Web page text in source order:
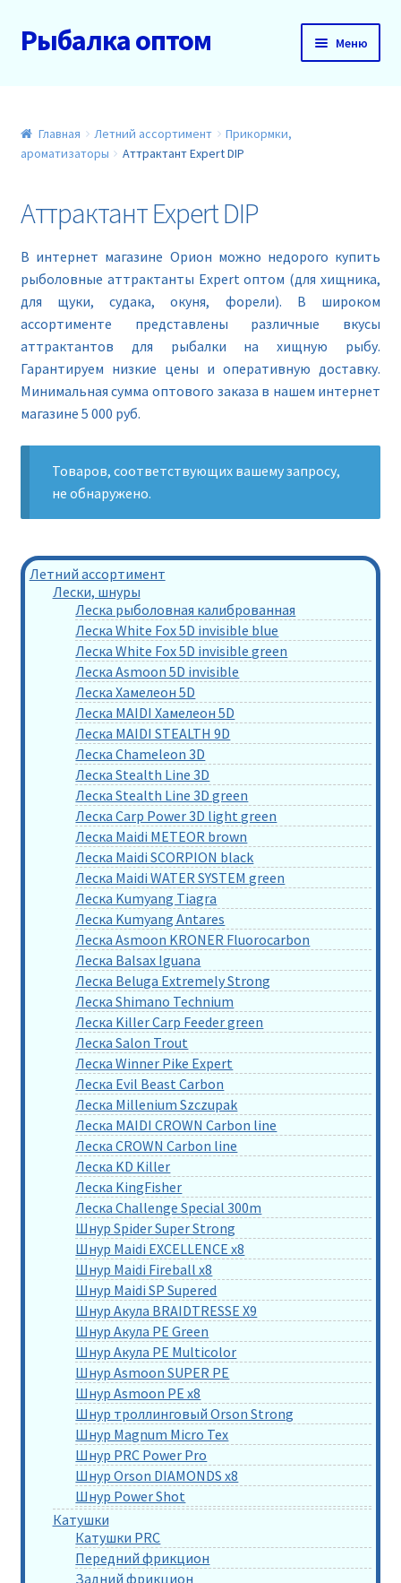
Перейти
к
Перейти
к
Рыбалка оптом Меню
О нас
Акции
Новинки
Прайс
Контакты
Главная Летний ассортимент
Прикормки,
ароматизаторы
Аттрактант Expert DIP
Аттрактант Expert DIP
В интернет магазине Орион можно недорого купить
рыболовные аттрактанты Expert оптом (для хищника,
для щуки, судака, окуня, форели). В широком
ассортименте представлены различные вкусы
аттрактантов для рыбалки на хищную рыбу.
Гарантируем низкие цены и оперативную доставку.
Минимальная сумма оптового заказа в нашем интернет
магазине 5 000 руб.
Товаров, соответствующих вашему запросу,
не обнаружено.
Летний ассортимент
Лески, шнуры
Леска рыболовная калиброванная
Леска White Fox 5D invisible blue
Леска White Fox 5D invisible green
Леска Asmoon 5D invisible
Леска Хамелеон 5D
Леска MAIDI Хамелеон 5D
Леска MAIDI STEALTH 9D
Леска Chameleon 3D
Леска Stealth Line 3D
Леска Stealth Line 3D green
Леска Carp Power 3D light green
Леска Maidi METEOR brown
Леска Maidi SCORPION black
Леска Maidi WATER SYSTEM green
Леска Kumyang Tiagra
Леска Kumyang Antares
Леска Asmoon KRONER Fluorocarbon
Леска Balsax Iguana
Леска Beluga Extremely Strong
Леска Shimano Technium
Леска Killer Carp Feeder green
Леска Salon Trout
Леска Winner Pike Expert
Леска Evil Beast Carbon
Леска Millenium Szczupak
Леска MAIDI CROWN Carbon line
Леска CROWN Carbon line
Леска KD Killer
Леска KingFisher
Леска Challenge Special 300m
Шнур Spider Super Strong
Шнур Maidi EXCELLENCE x8
Шнур Maidi Fireball x8
Шнур Maidi SP Supered
Шнур Акула BRAIDTRESSE X9
Шнур Акула PE Green
Шнур Акула PE Multicolor
Шнур Asmoon SUPER PE
Шнур Asmoon PE x8
Шнур троллинговый Orson Strong
Шнур Magnum Micro Tex
Шнур PRC Power Pro
Шнур Orson DIAMONDS x8
Шнур Power Shot
Катушки
Катушки PRC
Передний фрикцион
Задний фрикцион